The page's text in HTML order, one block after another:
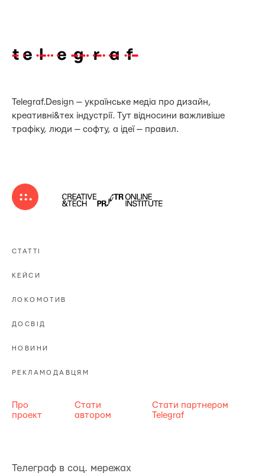
Telegraf.Design — українське медіа про дизайн,
креативні&тех індустрії. Тут відносини важливіше
трафіку, люди — софту, а ідеї — правил.
СТАТТІ
КЕЙСИ
ЛОКОМОТИВ
ДОСВІД
НОВИНИ
РЕКЛАМОДАВЦЯМ
Про
проект
Стати
автором
Стати партнером
Telegraf
Телеграф в соц. мережах